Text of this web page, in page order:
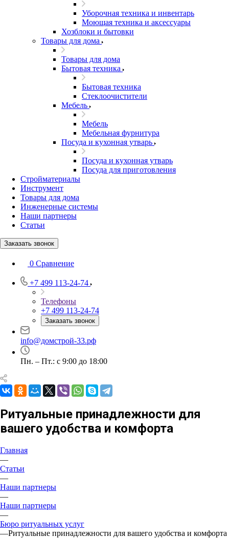
Уборочная техника и инвентарь
Моющая техника и аксессуары
Хозблоки и бытовки
Товары для дома
Товары для дома
Бытовая техника
Бытовая техника
Стеклоочистители
Мебель
Мебель
Мебельная фурнитура
Посуда и кухонная утварь
Посуда и кухонная утварь
Посуда для приготовления
Стройматериалы
Инструмент
Товары для дома
Инженерные системы
Наши партнеры
Статьи
Заказать звонок
0 Сравнение
+7 499 113-24-74
Телефоны
+7 499 113-24-74
Заказать звонок
info@домстрой-33.рф
Пн. – Пт.: с 9:00 до 18:00
Ритуальные принадлежности для
вашего удобства и комфорта
Главная
—
Статьи
—
Наши партнеры
—
Наши партнеры
—
Бюро ритуальных услуг
—Ритуальные принадлежности для вашего удобства и комфорта